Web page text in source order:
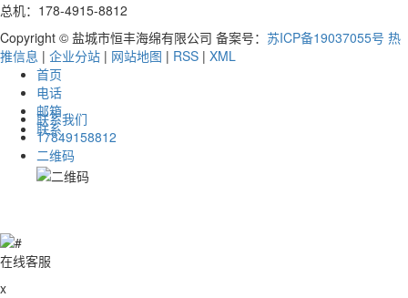
总机：178-4915-8812
Copyright © 盐城市恒丰海绵有限公司 备案号： 苏ICP备19037055号 热
推信息 | 企业分站 | 网站地图 | RSS | XML
首页
电话
邮箱
联系
联系我们
17849158812
二维码
在线客服
x